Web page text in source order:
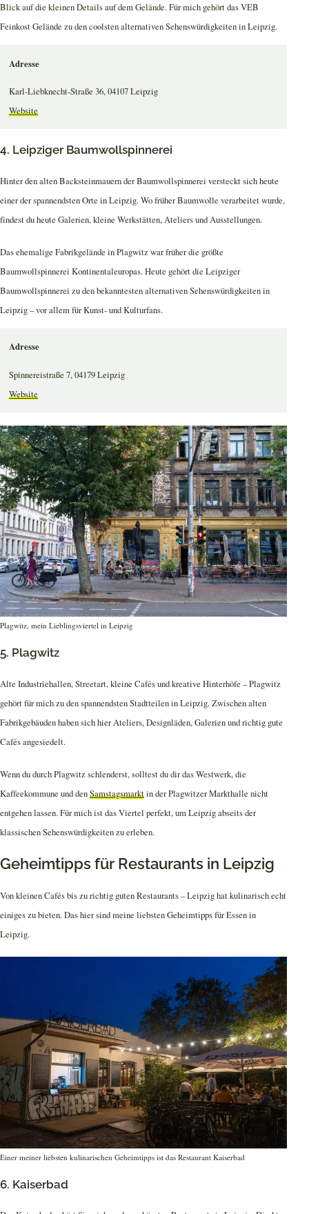
Blick auf die kleinen Details auf dem Gelände. Für mich gehört das VEB
Feinkost Gelände zu den coolsten alternativen Sehenswürdigkeiten in Leipzig.
Adresse
Karl-Liebknecht-Straße 36, 04107 Leipzig
Website
4. Leipziger Baumwollspinnerei
Hinter den alten Backsteinmauern der Baumwollspinnerei versteckt sich heute
einer der spannendsten Orte in Leipzig. Wo früher Baumwolle verarbeitet wurde,
findest du heute Galerien, kleine Werkstätten, Ateliers und Ausstellungen.
Das ehemalige Fabrikgelände in Plagwitz war früher die größte
Baumwollspinnerei Kontinentaleuropas. Heute gehört die Leipziger
Baumwollspinnerei zu den bekanntesten alternativen Sehenswürdigkeiten in
Leipzig – vor allem für Kunst- und Kulturfans.
Adresse
Spinnereistraße 7, 04179 Leipzig
Website
Plagwitz, mein Lieblingsviertel in Leipzig
5. Plagwitz
Alte Industriehallen, Streetart, kleine Cafés und kreative Hinterhöfe – Plagwitz
gehört für mich zu den spannendsten Stadtteilen in Leipzig. Zwischen alten
Fabrikgebäuden haben sich hier Ateliers, Designläden, Galerien und richtig gute
Cafés angesiedelt.
Wenn du durch Plagwitz schlenderst, solltest du dir das Westwerk, die
Kaffeekommune und denSamstagsmarktin der Plagwitzer Markthalle nicht
entgehen lassen. Für mich ist das Viertel perfekt, um Leipzig abseits der
klassischen Sehenswürdigkeiten zu erleben.
Geheimtipps für Restaurants in Leipzig
Von kleinen Cafés bis zu richtig guten Restaurants – Leipzig hat kulinarisch echt
einiges zu bieten. Das hier sind meine liebsten Geheimtipps für Essen in
Leipzig.
Einer meiner liebsten kulinarischen Geheimtipps ist das Restaurant Kaiserbad
6. Kaiserbad